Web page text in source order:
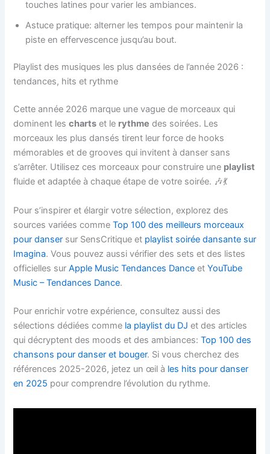
touches latines pour varier les ambiances.
Astuce pratique: alterner les tempos pour maintenir la
piste en effervescence jusqu’au bout.
Playlist des musiques les plus dansées de l’année 2026 :
tendances, hits et rythme
Cette année 2026 marque une vague de morceaux qui
dominent lescharts et le rythme des soirées. Les
morceaux les plus dansés tirent leur force de hooks
mémorables et de grooves qui invitent à danser sans
s’arrêter. Utilisez ces morceaux pour construire une playlist
fluide et adaptée à chaque étape de votre soirée. 🎶💃
Pour s’inspirer et élargir votre sélection, explorez des
sources variées commeTop 100 des meilleurs morceaux
pour danser sur SensCritique et playlist soirée dansante sur
Imagina. Vous pouvez aussi vérifier des sets et des listes
officielles surApple Music Tendances Dance etYouTube
Music – Tendances Dance.
Pour enrichir votre expérience, consultez aussi des
sélections dédiées comme la playlist du DJ et des articles
qui décryptent des moods et des ambiances:Top 100 des
chansons pour danser et bouger. Si vous cherchez des
références 2025-2026, jetez un œil à les hits pour danser
en 2025 pour comprendre l’évolution du rythme.